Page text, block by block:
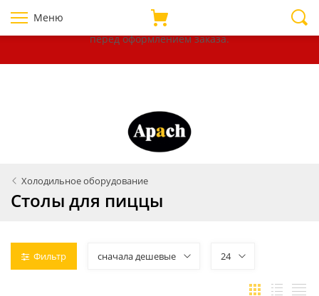
Уважаемые покупатели!
В связи с нестабильностью курсов
валют, убедительно просим уточнять цены на товары
перед оформлениемзаказа.
Меню
Холодильное оборудование
Столы для пиццы
Фильтр сначала дешевые 24